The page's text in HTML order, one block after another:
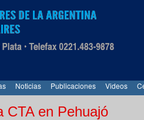
Noticias Publicaciones Videos
CTA en Pehuajó